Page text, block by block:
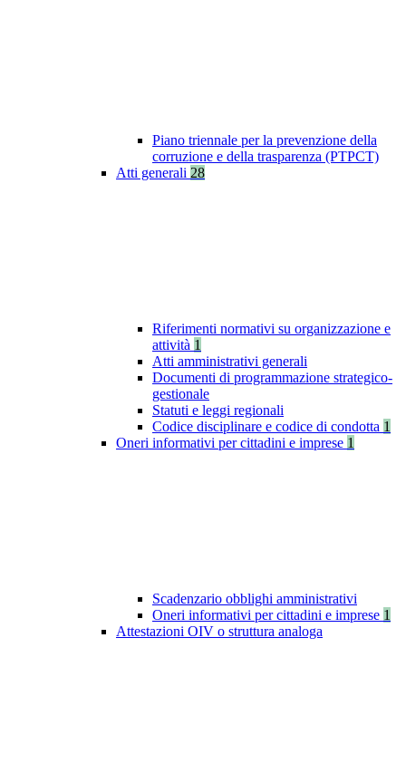
Piano triennale per la prevenzione della
corruzione e della trasparenza (PTPCT)
Atti generali 28
Riferimenti normativi su organizzazione e
attività 1
Atti amministrativi generali
Documenti di programmazione strategico-
gestionale
Statuti e leggi regionali
Codice disciplinare e codice di condotta 1
Oneri informativi per cittadini e imprese 1
Scadenzario obblighi amministrativi
Oneri informativi per cittadini e imprese 1
Attestazioni OIV o struttura analoga